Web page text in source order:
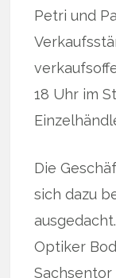
Petri und
18 Uhr im
Die
sich dazu
Optiker
Sachsentor